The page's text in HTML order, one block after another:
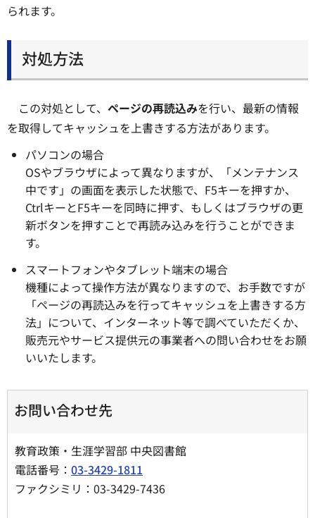
られます。
対処方法
この対処として、 ページの再読込みを行い、最新の情報
を取得してキャッシュを上書きする方法があります。
パソコンの場合
OSやブラウザによって異なりますが、「メンテナンス
中です」の画面を表示した状態で、F5キーを押すか、
CtrlキーとF5キーを同時に押す、もしくはブラウザの更
新ボタンを押すことで再読み込みを行うことができま
す。
スマートフォンやタブレット端末の場合
機種によって操作方法が異なりますので、お手数ですが
「ページの再読込みを行ってキャッシュを上書きする方
法」について、インターネット等で調べていただくか、
販売元やサービス提供元の事業者への問い合わせをお願
いいたします。
お問い合わせ先
教育政策・生涯学習部 中央図書館
電話番号： 03-3429-1811
ファクシミリ：03-3429-7436